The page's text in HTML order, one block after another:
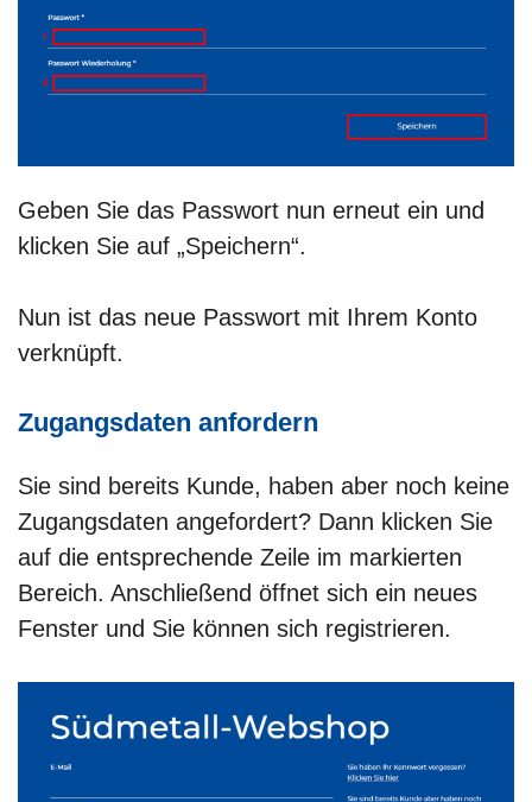
Geben Sie das Passwort nun erneut ein und
klicken Sie auf „Speichern“.
Nun ist das neue Passwort mit Ihrem Konto
verknüpft.
Zugangsdaten anfordern
Sie sind bereits Kunde, haben aber noch keine
Zugangsdaten angefordert? Dann klicken Sie
auf die entsprechende Zeile im markierten
Bereich. Anschließend öffnet sich ein neues
Fenster und Sie können sich registrieren.